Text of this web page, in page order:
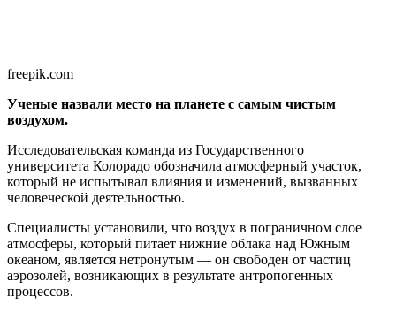
freepik.com
Ученые назвали место на планете с самым чистым
воздухом.
Исследовательская команда из Государственного
университета Колорадо обозначила атмосферный участок,
который не испытывал влияния и изменений, вызванных
человеческой деятельностью.
Специалисты установили, что воздух в пограничном слое
атмосферы, который питает нижние облака над Южным
океаном, является нетронутым — он свободен от частиц
аэрозолей, возникающих в результате антропогенных
процессов.